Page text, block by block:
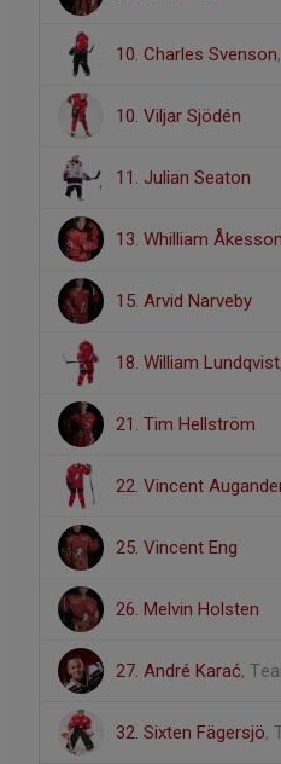
10. Charles Svenson
10. Viljar Sjödén
11. Julian Seaton
13. Whilliam Åkesson
15. Arvid Narveby
18. William Lundqvist
21. Tim Hellström
22. Vincent
25. Vincent Eng
26. Melvin Holsten
27. André Karać,
32. Sixten Fägersjö,